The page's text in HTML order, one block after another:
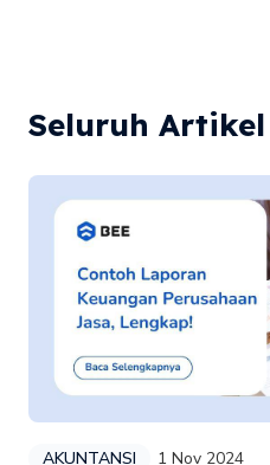
Seluruh Artikel
AKUNTANSI 1 Nov 2024